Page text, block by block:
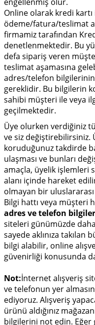
Online olarak kredi
ödeme/fatura/teslimat
firmamiz tarafından
denetlenmektedir. Bu
defa sipariş veren
teslimat aşamasına
adres/telefon
gereklidir. Bu bilgilerin
sahibi müşteri ile veya
geçilmektedir.
Üye olurken verdiğiniz
ve siz değiştirebilirsiniz.
koruduğunuz takdirde
ulaşması ve bunları
amaçla, üyelik işlemleri
alanı içinde hareket
olmayan bir
Bilgi hattı veya müşteri
adres ve telefon
siteleri günümüzde
sayede aklınıza takılan
bilgi alabilir, online
güvenirliği konusunda
Not:İnternet alışveriş
ve telefonun yer
ediyoruz. Alışveriş
ürünü aldığınız
bilgilerini not edin. Eğer